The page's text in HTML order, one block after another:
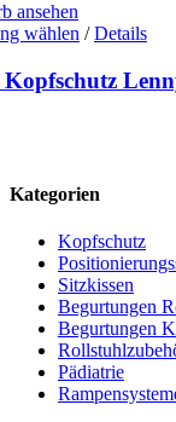
ansehen
wählen Dieses
weist
mehrere
können
der
Produktseite
gewählt
werden
/ Details
Kategorien
Kopfschutz
Sitzkissen
Begurtungen
Begurtungen
Pädiatrie